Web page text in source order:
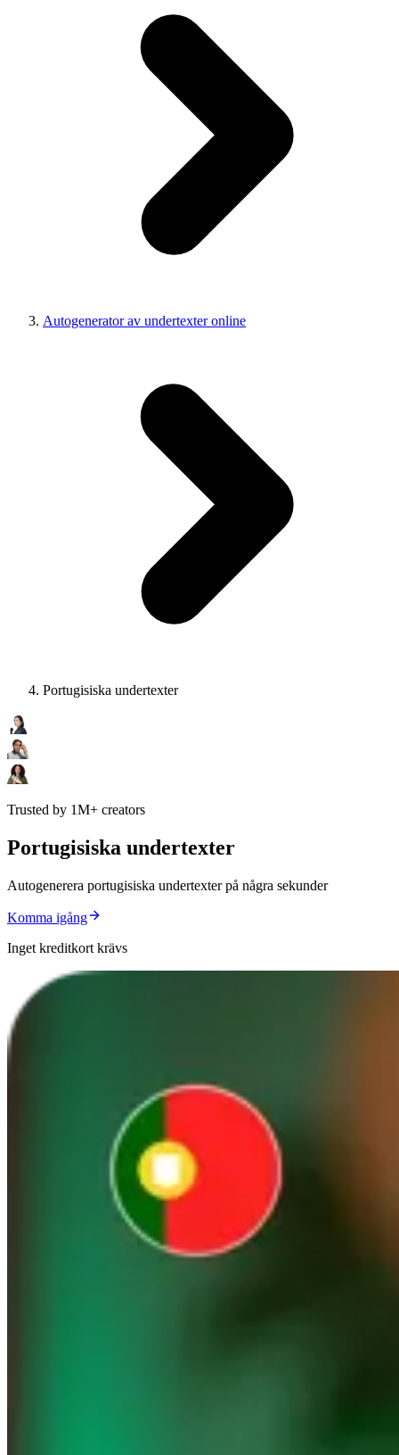
Autogenerator av undertexter online
Portugisiska undertexter
Trusted by 1M+ creators
Portugisiska undertexter
Autogenerera portugisiska undertexter på några sekunder
Komma igång
Inget kreditkort krävs